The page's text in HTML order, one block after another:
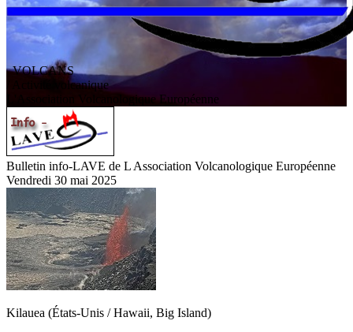
VOLCANS
/ Activité volcanique
ssociation V olcanologiqueEuropéenne
Bulletin info-LAVE de L Association Volcanologique Européenne
Vendredi 30 mai 2025
Kilauea (États-Unis / Hawaii, Big Island)